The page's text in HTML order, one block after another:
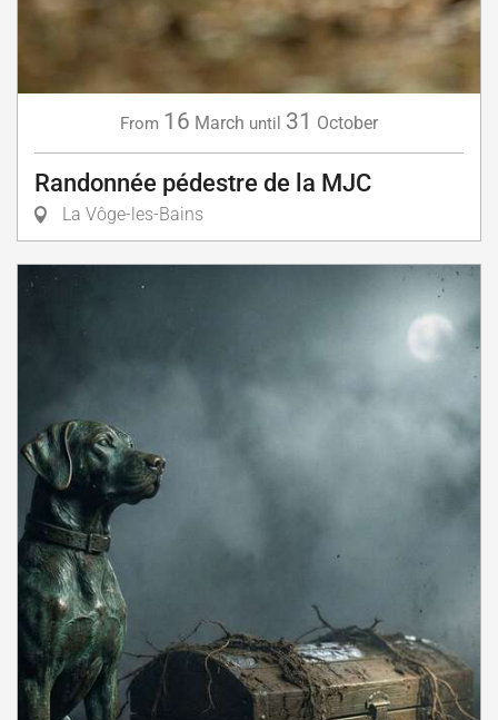
From 16 March until 31 October
Randonnée pédestre de la MJC
La Vôge-les-Bains